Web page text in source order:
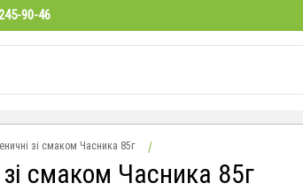
90-46
зі смаком Часника 85г
смаком Часника 85г